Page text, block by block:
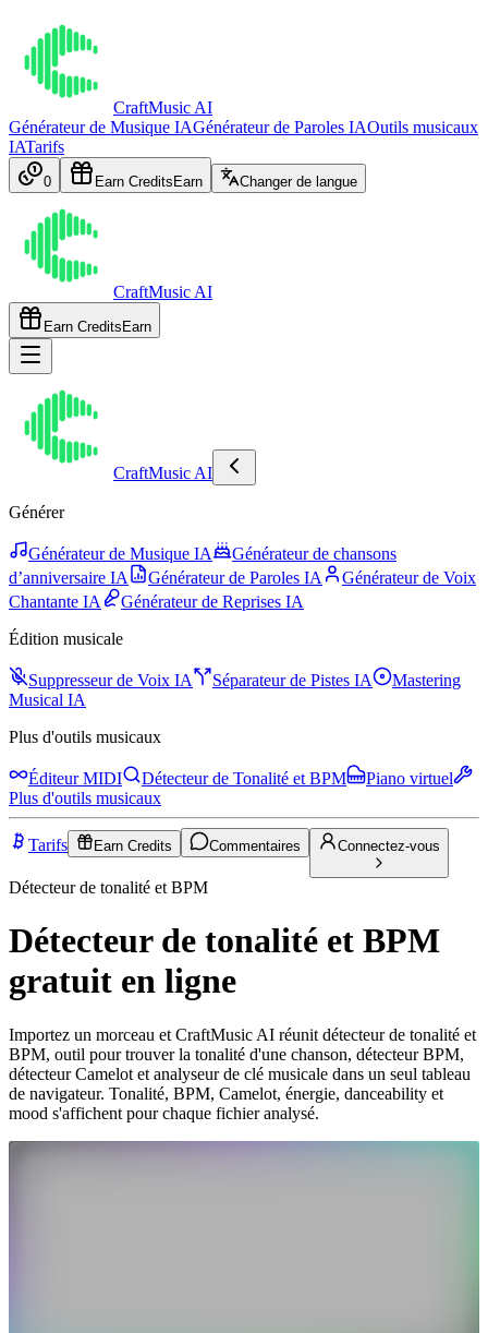
CraftMusic AI
Générateur de Musique IAGénérateur de Paroles IAOutils musicaux
IATarifs
0 Earn Credits Earn Changer de langue
CraftMusic AI
Earn Credits Earn
CraftMusic AI
Générer
Générateur de Musique IA
Générateur de chansons
d’anniversaire IA
Générateur de Paroles IA
Générateur de Voix
Chantante IA
Générateur de Reprises IA
Édition musicale
Suppresseur de Voix IA Séparateur de Pistes IA
Mastering
Musical IA
Plus d'outils musicaux
Éditeur MIDI Détecteur de Tonalité et BPM
Piano virtuel
Plus d'outils musicaux
Tarifs Earn Credits Commentaires Connectez-vous
Détecteur de tonalité et BPM
Détecteur de tonalité et BPM
gratuit en ligne
Importez un morceau et CraftMusic AI réunit détecteur de tonalité et
BPM, outil pour trouver la tonalité d'une chanson, détecteur BPM,
détecteur Camelot et analyseur de clé musicale dans un seul tableau
de navigateur. Tonalité, BPM, Camelot, énergie, danceability et
mood s'affichent pour chaque fichier analysé.